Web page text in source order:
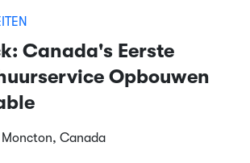
Canada's Eerste
Opbouwen
Canada